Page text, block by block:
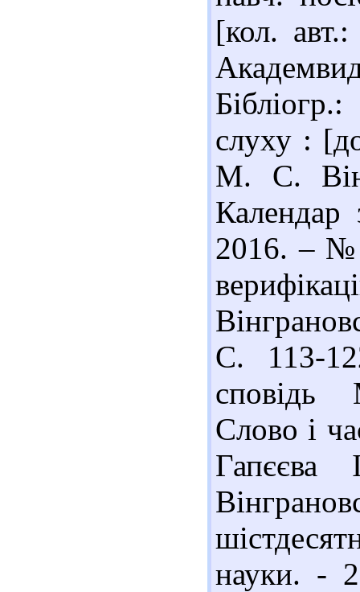
[кол.
слуху :
М. С.
Календар
2016. – №
С. 113-
сповідь
Слово і
науки. -